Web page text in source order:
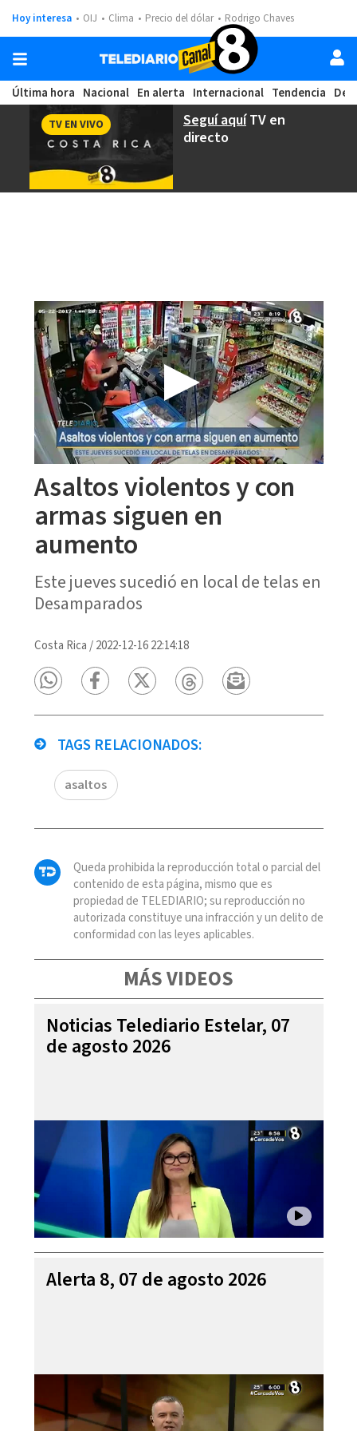
Hoy interesa OIJ Clima Precio del dólar Rodrigo Chaves
Última hora Nacional En alerta Internacional Tendencia
Seguí aquíTV en
directo
TV EN VIVO
Asaltos violentos y con
armas siguen en
aumento
Este jueves sucedió en local de telas en
Desamparados
Costa Rica /2022-12-16 22:14:18
TAGS RELACIONADOS:
asaltos
Queda prohibida la reproducción total o parcial del
contenido de esta página, mismo que es
propiedad de TELEDIARIO; su reproducción no
autorizada constituye una infracción y un delito de
conformidad con las leyes aplicables.
MÁS VIDEOS
Noticias Telediario Estelar, 07
de agosto 2026
Alerta 8, 07 de agosto 2026